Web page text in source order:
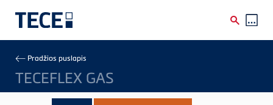
Breadcrumb
Pradžios puslapis
TECEFLEX GAS